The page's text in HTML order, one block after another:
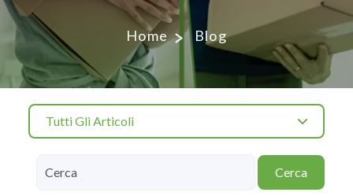
Home Blog
Tutti Gli Articoli
Cerca